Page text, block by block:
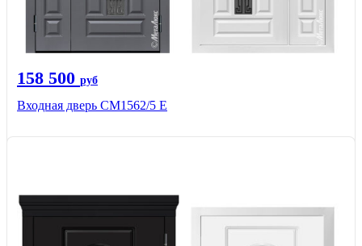
158 500 руб
Входная дверь СМ1562/5 Е